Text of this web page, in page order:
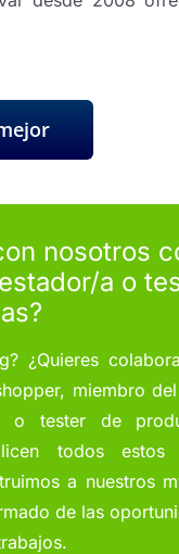
nosotros
a o
¿Quieres
miembro
o tester de
todos estos
a nuestros
de las